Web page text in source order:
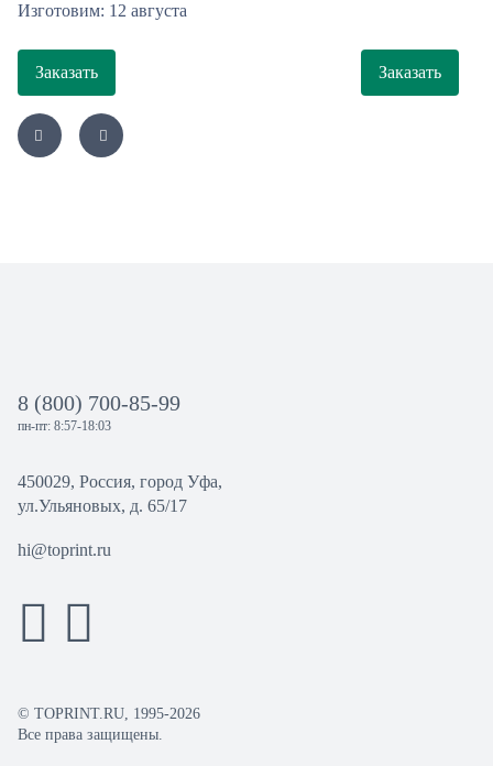
Изготовим: 12 августа
Заказать Заказать
8 (800) 700-85-99
пн-пт: 8:57-18:03
450029, Россия, город Уфа,
ул.Ульяновых, д. 65/17
hi@toprint.ru
© TOPRINT.RU, 1995-2026
Все права защищены.